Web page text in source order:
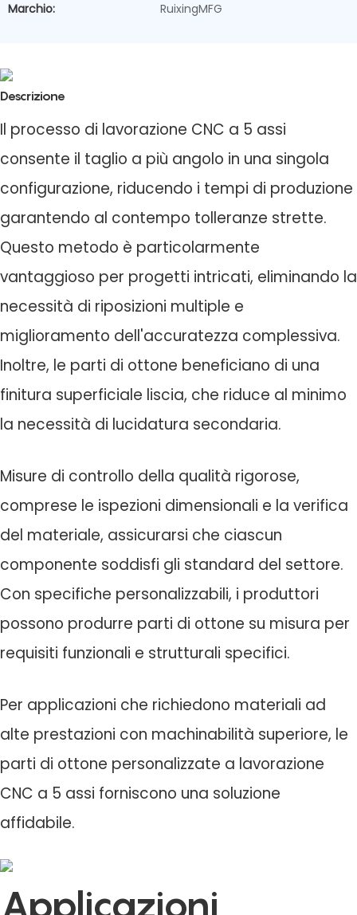
Marchio:
RuixingMFG
Descrizione
Il processo di lavorazione CNC a 5 assi
consente il taglio a più angolo in una singola
configurazione, riducendo i tempi di produzione
garantendo al contempo tolleranze strette.
Questo metodo è particolarmente
vantaggioso per progetti intricati, eliminando la
necessità di riposizioni multiple e
miglioramento dell'accuratezza complessiva.
Inoltre, le parti di ottone beneficiano di una
finitura superficiale liscia, che riduce al minimo
la necessità di lucidatura secondaria.
Misure di controllo della qualità rigorose,
comprese le ispezioni dimensionali e la verifica
del materiale, assicurarsi che ciascun
componente soddisfi gli standard del settore.
Con specifiche personalizzabili, i produttori
possono produrre parti di ottone su misura per
requisiti funzionali e strutturali specifici.
Per applicazioni che richiedono materiali ad
alte prestazioni con machinabilità superiore, le
parti di ottone personalizzate a lavorazione
CNC a 5 assi forniscono una soluzione
affidabile.
Applicazioni